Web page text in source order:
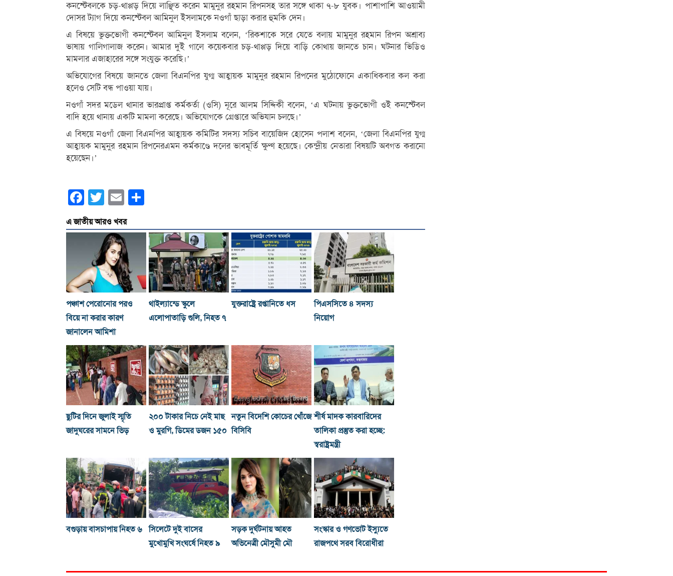
কনস্টেবলকে চড়-থাপ্পড় দিয়ে লাঞ্ছিত করেন মামুনুর রহমান রিপনসহ তার সঙ্গে থাকা ৭-৮ যুবক। পাশাপাশি আওয়ামী
দোসর ট্যাগ দিয়ে কনস্টেবল আমিনুল ইসলামকে নওগাঁ ছাড়া করার হুমকি দেন।
এ বিষয়ে ভুক্তভোগী কনস্টেবল আমিনুল ইসলাম বলেন, ‘রিকশাকে সরে যেতে বলায় মামুনুর রহমান রিপন অশ্রাব্য
ভাষায় গালিগালাজ করেন। আমার দুই গালে কয়েকবার চড়-থাপ্পড় দিয়ে বাড়ি কোথায় জানতে চান। ঘটনার ভিডিও
মামলার এজাহারের সঙ্গে সংযুক্ত করেছি।’
অভিযোগের বিষয়ে জানতে জেলা বিএনপির যুগ্ম আহ্বায়ক মামুনুর রহমান রিপনের মুঠোফোনে একাধিকবার কল করা
হলেও সেটি বন্ধ পাওয়া যায়।
নওগাঁ সদর মডেল থানার ভারপ্রাপ্ত কর্মকর্তা (ওসি) নূরে আলম সিদ্দিকী বলেন, ‘এ ঘটনায় ভুক্তভোগী ওই কনস্টেবল
বাদি হয়ে থানায় একটি মামলা করেছে। অভিযোগকে গ্রেপ্তারে অভিযান চলছে।’
এ বিষয়ে নওগাঁ জেলা বিএনপির আহ্বায়ক কমিটির সদস্য সচিব বায়েজিদ হোসেন পলাশ বলেন, ‘জেলা বিএনপির যুগ্ম
আহ্বায়ক মামুনুর রহমান রিপনেরএমন কর্মকাণ্ডে দলের ভাবমূর্তি ক্ষুণ্ণ হয়েছে। কেন্দ্রীয় নেতারা বিষয়টি অবগত করানো
হয়েছেন।’
Facebook
Twitter Email
এ জাতীয় আরও খবর
পঞ্চাশ পেরোনোর পরও
বিয়ে না করার কারণ
জানালেন আমিশা
থাইল্যান্ডে স্কুলে
এলোপাতাড়ি গুলি, নিহত ৭
যুক্তরাষ্ট্রে রপ্তানিতে ধস
পিএসসিতে ৪ সদস্য
নিয়োগ
ছুটির দিনে জুলাই স্মৃতি
জাদুঘরের সামনে ভিড়
২০০ টাকার নিচে নেই মাছ
ও মুরগি, ডিমের ডজন ১৫০
নতুন বিদেশি কোচের খোঁজে
বিসিবি
শীর্ষ মাদক কারবারিদের
তালিকা প্রস্তুত করা হচ্ছে:
স্বরাষ্ট্রমন্ত্রী
বগুড়ায় বাসচাপায় নিহত ৬
সিলেটে দুই বাসের
মুখোমুখি সংঘর্ষে নিহত ৯
সড়ক দুর্ঘটনায় আহত
অভিনেত্রী মৌসুমী মৌ
সংস্কার ও গণভোট ইস্যুতে
রাজপথে সরব বিরোধীরা